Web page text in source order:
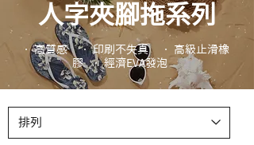
人字夾腳拖系列
• 高質感 • 印刷不失真 • 高級止滑橡
膠 • 經濟EVA發泡